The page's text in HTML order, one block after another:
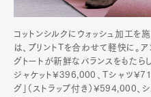
コットンシルクにウォッシュ加工を
は、プリントTを合わせて軽快に。
グトートが新鮮なバランスをもたら
ジャケット¥396,000、Tシャツ
グ」（ストラップ付き）¥594,000